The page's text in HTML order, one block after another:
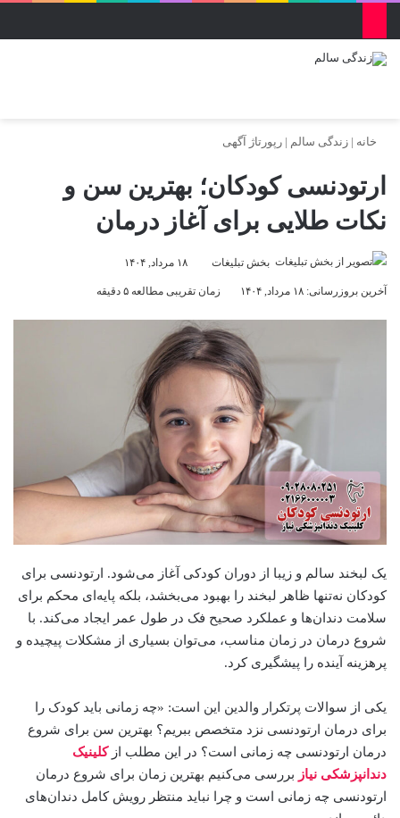
خانه | زندگی سالم | رپورتاژ آگهی
ارتودنسی کودکان؛ بهترین سن و
نکات طلایی برای آغاز درمان
بخش تبلیغات ۱۸ مرداد, ۱۴۰۴
آخرین بروزرسانی: ۱۸ مرداد, ۱۴۰۴ زمان تقریبی مطالعه ۵ دقیقه
یک لبخند سالم و زیبا از دوران کودکی آغاز می‌شود. ارتودنسی برای
کودکان نه‌تنها ظاهر لبخند را بهبود می‌بخشد، بلکه پایه‌ای محکم برای
سلامت دندان‌ها و عملکرد صحیح فک در طول عمر ایجاد می‌کند. با
شروع درمان در زمان مناسب، می‌توان بسیاری از مشکلات پیچیده و
پرهزینه آینده را پیشگیری کرد.
یکی از سوالات پرتکرار والدین این است: «چه زمانی باید کودک را
برای درمان ارتودنسی نزد متخصص ببریم؟ بهترین سن برای شروع
درمان ارتودنسی چه زمانی است؟ در این مطلب ازکلینیک
دندانپزشکی نیاز بررسی می‌کنیم بهترین زمان برای شروع درمان
ارتودنسی چه زمانی است و چرا نباید منتظر رویش کامل دندان‌های